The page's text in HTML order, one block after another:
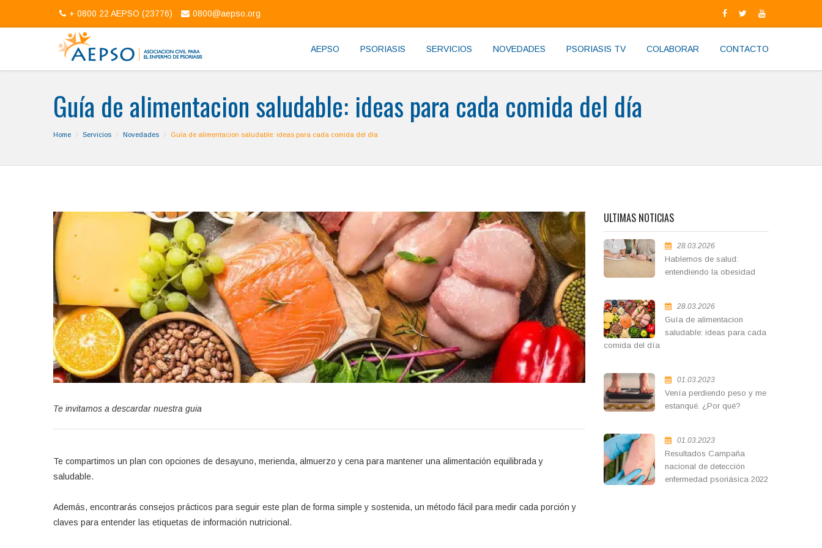
+ 0800 22 AEPSO (23776) 0800@aepso.org
AEPSO PSORIASIS SERVICIOS NOVEDADES PSORIASIS TV COLABORAR CONTACTO
Guía de alimentacion saludable: ideas para cada comida del día
Home Servicios Novedades Guía de alimentacion saludable: ideas para cada comida del día
Te invitamos a descardar nuestra guia
Te compartimos un plan con opciones de desayuno, merienda, almuerzo y cena para mantener una alimentación equilibrada y
saludable.
Además, encontrarás consejos prácticos para seguir este plan de forma simple y sostenida, un método fácil para medir cada porción y
claves para entender las etiquetas de información nutricional.
ULTIMAS NOTICIAS
28.03.2026
Hablemos de salud:
entendiendo la obesidad
28.03.2026
Guía de alimentacion
saludable: ideas para cada
comida del día
01.03.2023
Venía perdiendo peso y me
estanqué. ¿Por qué?
01.03.2023
Resultados Campaña
nacional de detección
enfermedad psoriásica 2022